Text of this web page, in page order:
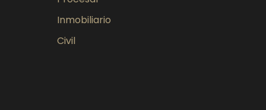
Inmobiliario
Civil